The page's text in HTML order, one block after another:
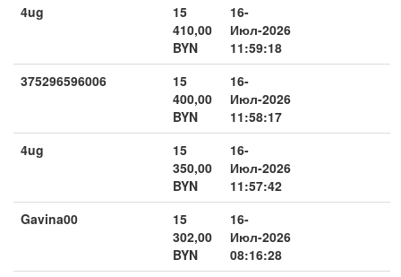
4ug
15
410,00
BYN
16-
Июл-2026
11:59:18
375296596006
15
400,00
BYN
16-
Июл-2026
11:58:17
4ug
15
350,00
BYN
16-
Июл-2026
11:57:42
Gavina00
15
302,00
BYN
16-
Июл-2026
08:16:28